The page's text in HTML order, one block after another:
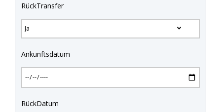
RückTransfer
Ankunftsdatum
RückDatum